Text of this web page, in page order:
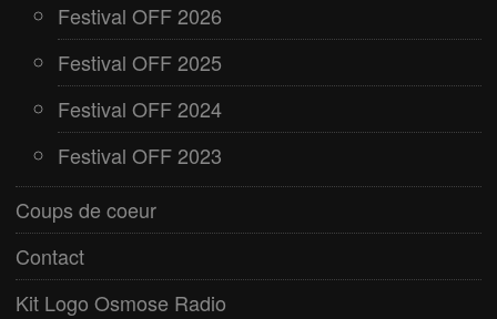
Festival OFF 2026
Festival OFF 2025
Festival OFF 2024
Festival OFF 2023
Coups de coeur
Contact
Kit Logo Osmose Radio